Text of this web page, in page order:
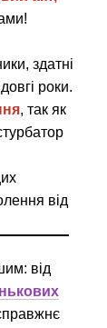
здатні
роки.
, так як
від
від